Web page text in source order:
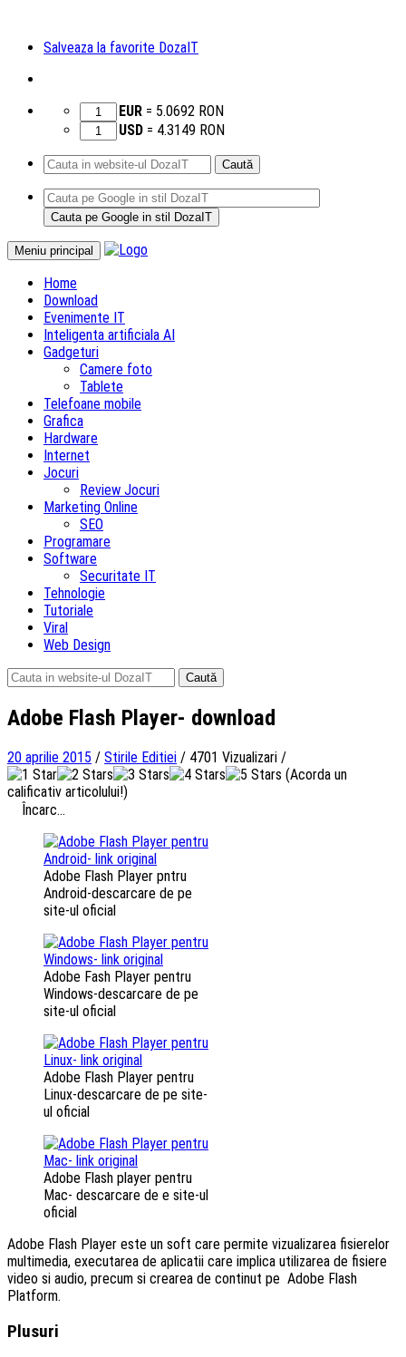
Salveaza la favorite DozaIT
EUR = 5.0692 RON
USD = 4.3149 RON
Caută
după:
Meniu principal
Sari
Home
Download
Evenimente IT
Inteligenta artificiala AI
Gadgeturi
Camere foto
Tablete
Telefoane mobile
Grafica
Hardware
Internet
Jocuri
Review Jocuri
Marketing Online
SEO
Programare
Software
Securitate IT
Tehnologie
Tutoriale
Viral
Web Design
Caută
după:
Adobe Flash Player- download
20 aprilie 2015 / Stirile Editiei / 4701 Vizualizari /
(Acorda un
calificativ articolului!)
Încarc...
Adobe Flash Player pntru
Android-descarcare de pe
site-ul oficial
Adobe Fash Player pentru
Windows-descarcare de pe
site-ul oficial
Adobe Flash Player pentru
Linux-descarcare de pe site-
ul oficial
Adobe Flash player pentru
Mac- descarcare de e site-ul
oficial
Adobe Flash Player este un soft care permite vizualizarea fisierelor
multimedia, executarea de aplicatii care implica utilizarea de fisiere
video si audio, precum si crearea de continut pe Adobe Flash
Platform.
Plusuri